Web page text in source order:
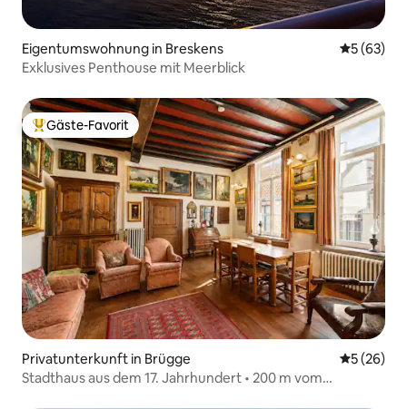
Eigentumswohnung in Breskens
5 (63)
Exklusives Penthouse mit Meerblick
Beliebter Gäste-Favorit.
Gäste-Favorit
Privatunterkunft in Brügge
5 (26)
Stadthaus aus dem 17. Jahrhundert • 200 m vom